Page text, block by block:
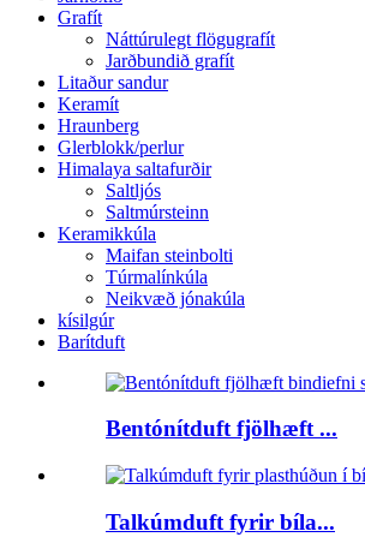
Grafít
Náttúrulegt flögugrafít
Jarðbundið grafít
Litaður sandur
Keramít
Hraunberg
Glerblokk/perlur
Himalaya saltafurðir
Saltljós
Saltmúrsteinn
Keramikkúla
Maifan steinbolti
Túrmalínkúla
Neikvæð jónakúla
kísilgúr
Barítduft
Bentónítduft fjölhæft ...
Talkúmduft fyrir bíla...